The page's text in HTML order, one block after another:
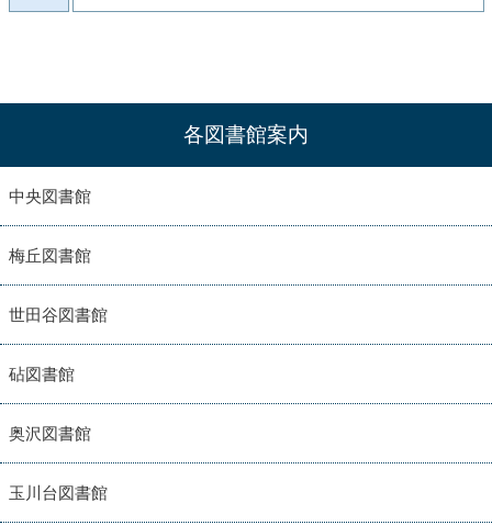
各図書館案内
中央図書館
梅丘図書館
世田谷図書館
砧図書館
奥沢図書館
玉川台図書館